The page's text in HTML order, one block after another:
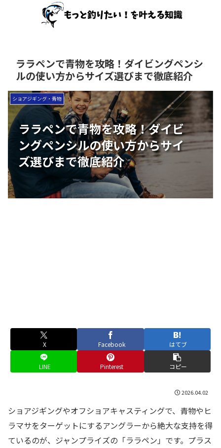
ララペンで青物を攻略！ダイビングペンシ
ルの使い方からサイズ選びまで徹底紹介
ララペンで青物を攻略！ダイビ
ングペンシルの使い方からサイ
ズ選びまで徹底紹介
ショアジギング・青物
X Facebook はてブ
LINE Pinterest コピー
2026.04.02
ショアジギングやオフショアキャスティングで、青物やヒ
ラマサをターゲットにするアングラーから絶大な支持を得
ているのが、ジャンプライズの「ララペン」です。プラス